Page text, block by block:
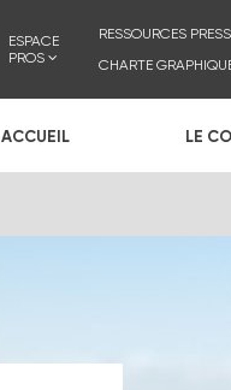
ESPACE
PROS
RESSOURCES
CHARTE
ACCUEIL LE